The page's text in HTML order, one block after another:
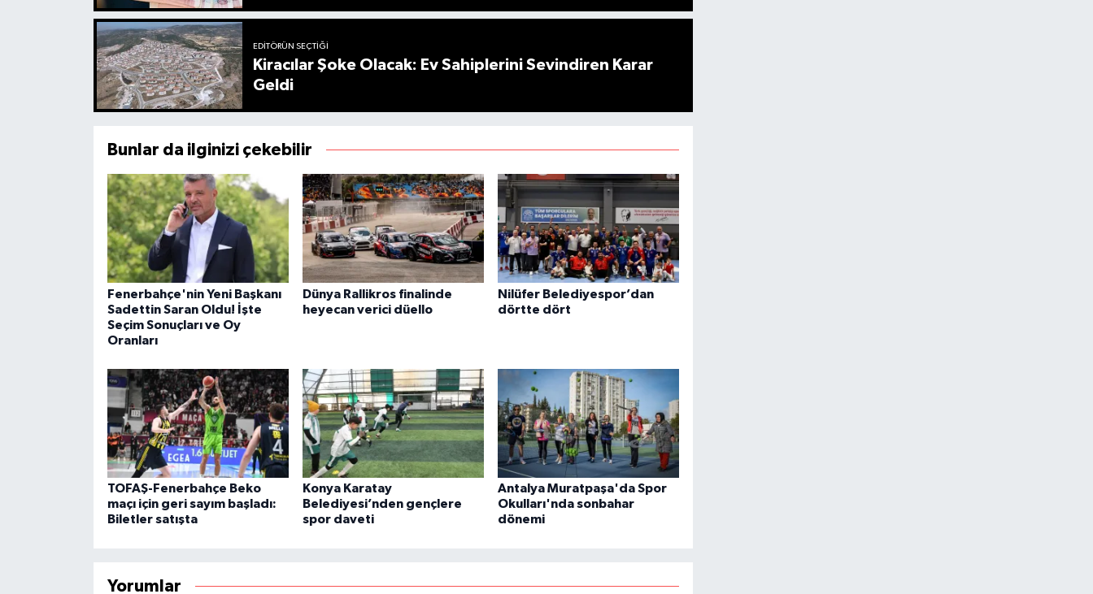
EDITÖRÜN SEÇTIĞI
Kiracılar Şoke Olacak: Ev Sahiplerini Sevindiren Karar
Geldi
Bunlar da ilginizi çekebilir
Fenerbahçe'nin Yeni Başkanı
Sadettin Saran Oldu! İşte
Seçim Sonuçları ve Oy
Oranları
Dünya Rallikros finalinde
heyecan verici düello
Nilüfer Belediyespor’dan
dörtte dört
TOFAŞ-Fenerbahçe Beko
maçı için geri sayım başladı:
Biletler satışta
Konya Karatay
Belediyesi’nden gençlere
spor daveti
Antalya Muratpaşa'da Spor
Okulları'nda sonbahar
dönemi
Yorumlar